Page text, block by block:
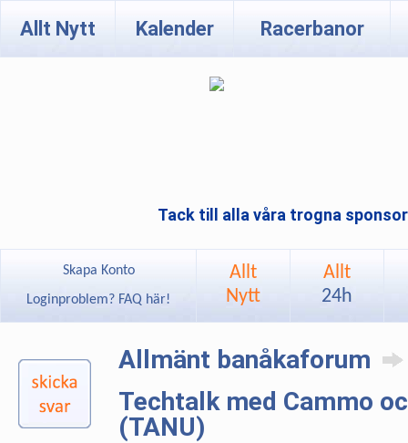
Allt Nytt Kalender Racerbanor
Tack till alla våra trogna
Skapa Konto
Loginproblem? FAQ här!
Allt
Nytt
Allt
24h
Allmänt banåkaforum
Techtalk med Cammo
(TANU)